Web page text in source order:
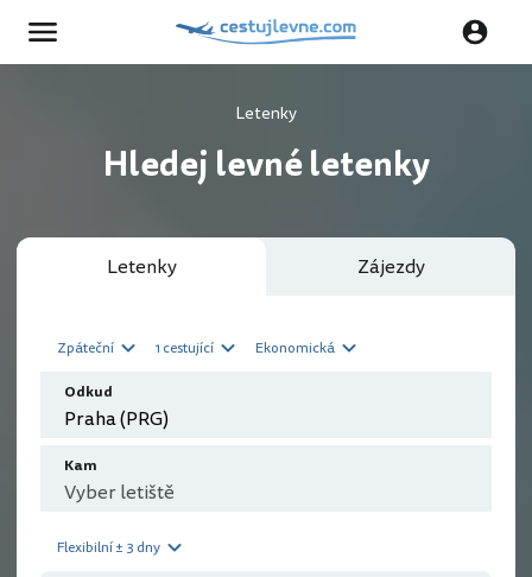
Letenky
Hledej levné letenky
Letenky Zájezdy
Zpáteční 1 cestující Ekonomická
Odkud
Kam
Flexibilní ± 3 dny